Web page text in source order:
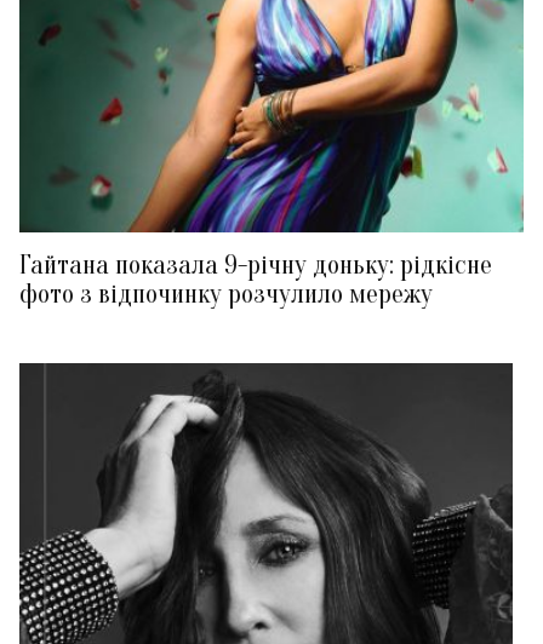
Гайтана показала 9-річну доньку: рідкісне
фото з відпочинку розчулило мережу